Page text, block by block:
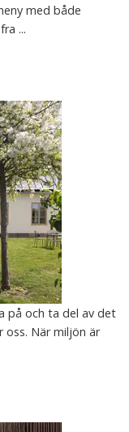
med både
...
på och ta del av det
oss. När miljön är